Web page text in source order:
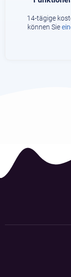
14-tägige
können Sie